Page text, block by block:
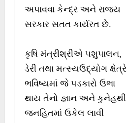
અપાવવા કેન્દ્ર અને રાજ્ય
સરકાર સતત કાર્યરત છે.
કૃષિ મંત્રીશ્રીએ પશુપાલન,
ડેરી તથા મત્સ્યઉદ્યોગ ક્ષેત્રે
ભવિષ્યમાં જે પડકારો ઉભા
થાય તેનો જ્ઞાન અને કુનેહથી
જનહિતમાં ઉકેલ લાવી